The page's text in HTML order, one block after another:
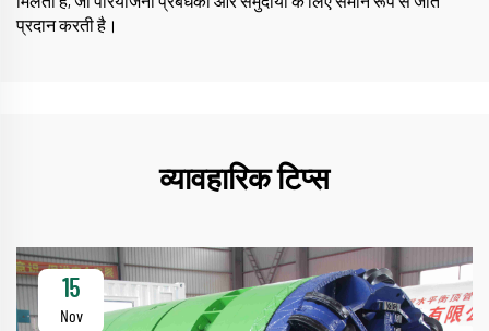
प्रदान करती है।
व्यावहारिक टिप्स
15
Nov